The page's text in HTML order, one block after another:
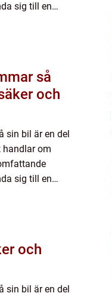
sig till en
så
och
sin bil är en del
handlar om
sig till en
sin bil är en del